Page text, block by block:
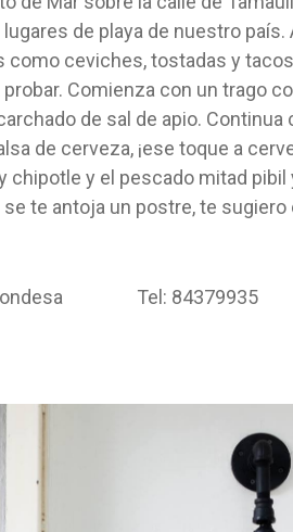
de playa de nuestro
como ceviches, tostadas y
Comienza con un trago
de sal de apio.
de cerveza, ¡ese toque a
chipotle y el pescado mitad pibil
te antoja un postre, te
Condesa Tel: 84379935